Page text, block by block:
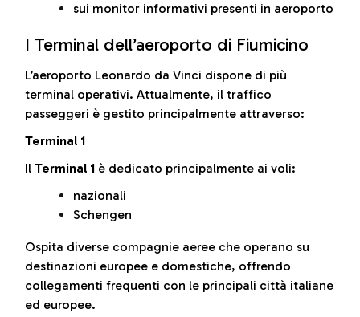
sui monitor informativi presenti in aeroporto
I Terminal dell’aeroporto di Fiumicino
L’aeroporto Leonardo da Vinci dispone di più
terminal operativi. Attualmente, il traffico
passeggeri è gestito principalmente attraverso:
Terminal 1
Il Terminal 1 è dedicato principalmente ai voli:
nazionali
Schengen
Ospita diverse compagnie aeree che operano su
destinazioni europee e domestiche, offrendo
collegamenti frequenti con le principali città italiane
ed europee.